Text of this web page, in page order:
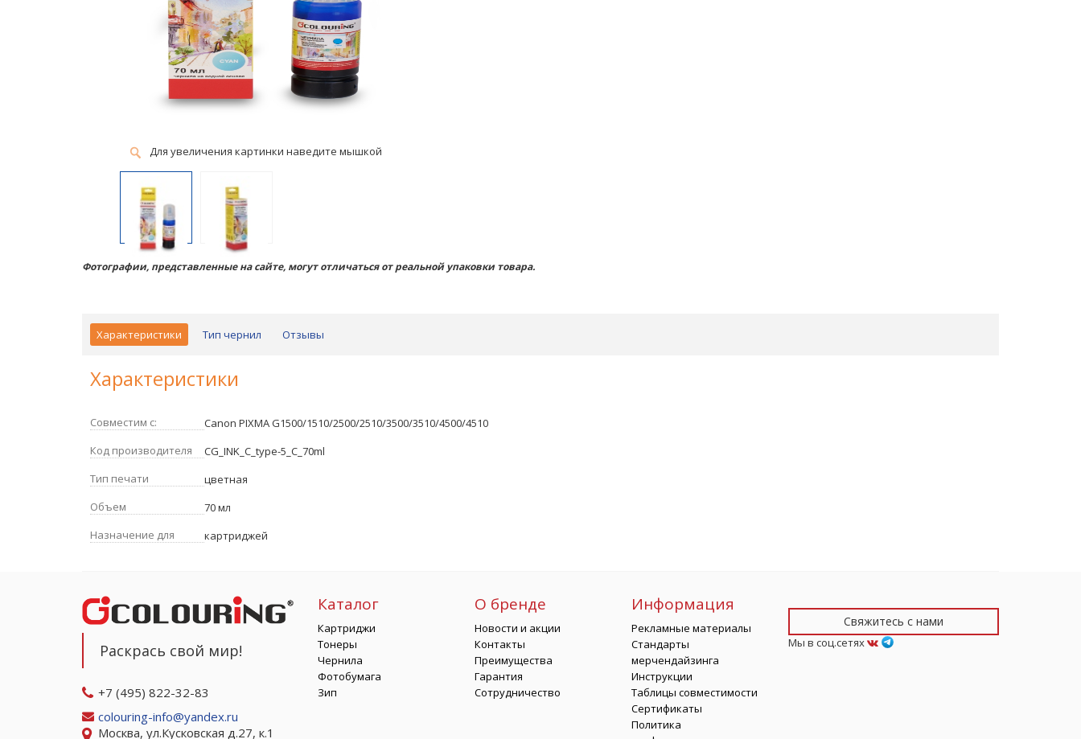
Для увеличения картинки наведите мышкой
Фотографии, представленные на сайте, могут отличаться от реальной упаковки товара.
Характеристики Тип чернил Отзывы
Характеристики
Совместим с:
Canon PIXMA G1500/1510/2500/2510/3500/3510/4500/4510
Код производителя
CG_INK_C_type-5_C_70ml
Тип печати
цветная
Объем
70 мл
Назначение для
картриджей
Раскрась свой мир!
+7 (495) 822-32-83
colouring-info@yandex.ru
Москва, ул.Кусковская д.27, к.1
Каталог
Картриджи
Тонеры
Чернила
Фотобумага
Зип
О бренде
Новости и акции
Контакты
Преимущества
Гарантия
Сотрудничество
Информация
Рекламные материалы
Стандарты
мерчендайзинга
Инструкции
Таблицы совместимости
Сертификаты
Политика
Свяжитесь с нами
Мы в соц.сетях